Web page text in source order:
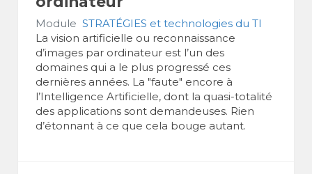
Module STRATÉGIES et technologies du TI
La vision artificielle ou reconnaissance
d’images par ordinateur est l’un des
domaines qui a le plus progressé ces
dernières années. La "faute" encore à
l’Intelligence Artificielle, dont la quasi-totalité
des applications sont demandeuses. Rien
d’étonnant à ce que cela bouge autant.